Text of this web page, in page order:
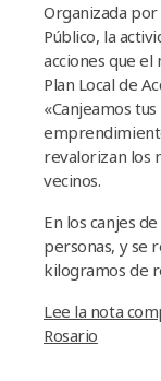
Organizada
Público, la
acciones que
Plan Local de
«Canjeamos
revalorizan los
vecinos.
En los canjes
personas, y se
kilogramos de
Lee la nota
Rosario